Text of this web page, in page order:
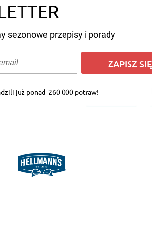
sezonowe przepisy i porady
ZAPISZ SIĘ
już ponad 260 000 potraw!